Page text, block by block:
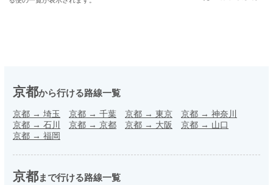
京都から行ける路線一覧
京都 → 埼玉 京都 → 千葉 京都 → 東京 京都 → 神奈川
京都 → 石川 京都 → 京都 京都 → 大阪 京都 → 山口
京都 → 福岡
京都まで行ける路線一覧